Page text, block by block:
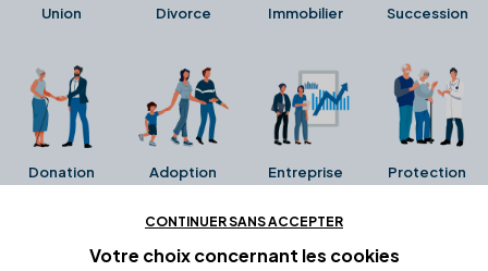
Union Divorce Immobilier Succession
Donation Adoption Entreprise Protection
Ces avis proviennent directement de la fiche Google
CONTINUER SANS ACCEPTER
Votre choix concernant les cookies